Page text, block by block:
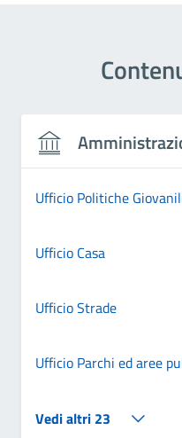
Ufficio Politiche
Ufficio Casa
Ufficio Strade
Ufficio Parchi ed aree
Vedi altri 23